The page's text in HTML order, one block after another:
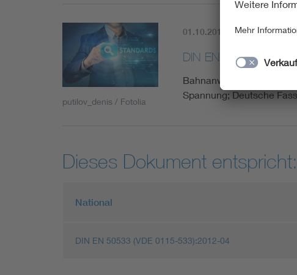
putilov_denis / Fotolia
01.10.2017 Aktuell
DIN EN 50533/A1
Bahnanwendungen -
Spannung; Deutsche
Dieses Dokument entspricht:
National
DIN EN 50533 (VDE 0115-533):2012-04